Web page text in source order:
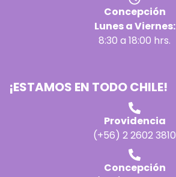
Concepción
Lunes a Viernes:
8:30 a 18:00 hrs.
¡ESTAMOS EN TODO CHILE!
Providencia
(+56) 2 2602 3810
Concepción